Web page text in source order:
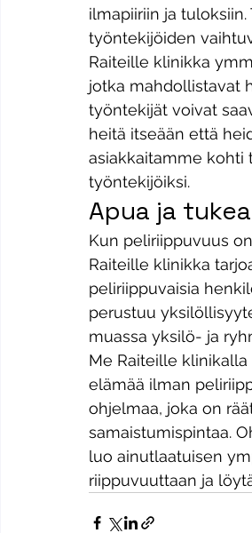
ilmapiiriin ja
työntekijöiden
Raiteille klinikka
jotka mahdollistavat
työntekijät voivat
heitä itseään että
asiakkaitamme kohti
työntekijöiksi.
Apua ja
Kun peliriippuvuus
Raiteille klinikka
peliriippuvaisia
perustuu
muassa yksilö- ja
Me Raiteille
elämää ilman
ohjelmaa, joka on
samaistumispintaa.
luo ainutlaatuisen
riippuvuuttaan ja